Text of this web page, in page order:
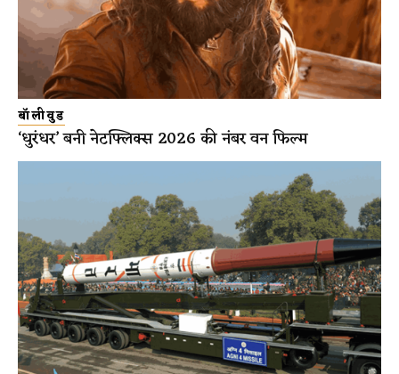
बॉलीवुड
‘धुरंधर’ बनी नेटफ्लिक्स 2026 की नंबर वन फिल्म